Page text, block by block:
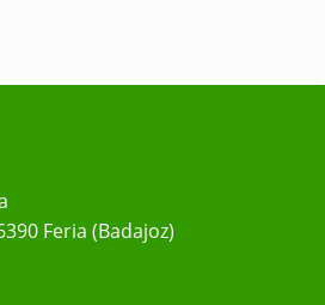
Feria (Badajoz)